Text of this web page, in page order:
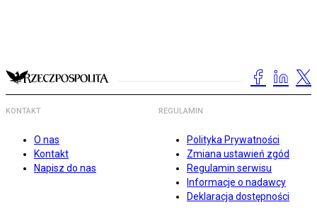
KONTAKT
O nas
Kontakt
Napisz do nas
REGULAMIN
Polityka Prywatności
Zmiana ustawień zgód
Regulamin serwisu
Informacje o nadawcy
Deklaracja dostępności